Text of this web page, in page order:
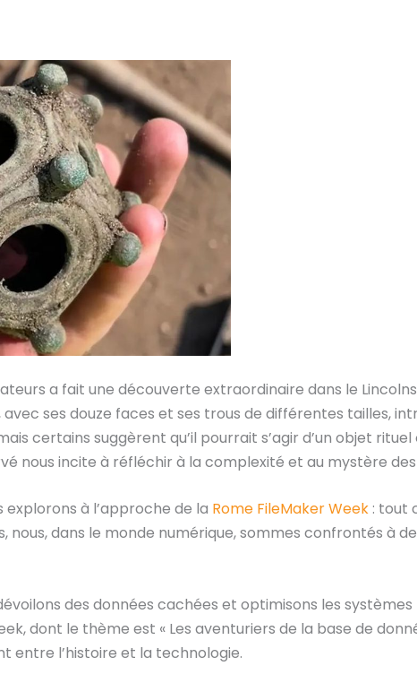
a fait une découverte extraordinaire dans le
ses douze faces et ses trous de différentes tailles,
certains suggèrent qu’il pourrait s’agir d’un objet
nous incite à réfléchir à la complexité et au mystère
explorons à l’approche de la Rome FileMaker Week : tout
dans le monde numérique, sommes confrontés à
des données cachées et optimisons les
dont le thème est « Les aventuriers de la base de
entre l’histoire et la technologie.